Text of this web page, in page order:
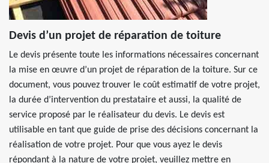
Devis d’un projet de réparation de toiture
Le devis présente toute les informations nécessaires concernant
la mise en œuvre d’un projet de réparation de la toiture. Sur ce
document, vous pouvez trouver le coût estimatif de votre projet,
la durée d’intervention du prestataire et aussi, la qualité de
service proposé par le réalisateur du devis. Le devis est
utilisable en tant que guide de prise des décisions concernant la
réalisation de votre projet. Pour que vous ayez le devis
répondant à la nature de votre projet, veuillez mettre en